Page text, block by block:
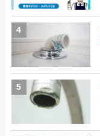
4
5